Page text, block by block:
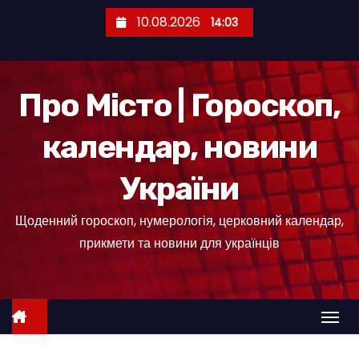
е
10.08.2026 14:03
Про Місто | Гороскоп,
календар, новини
України
Щоденний гороскоп, нумерологія, церковний календар,
прикмети та новини для українців